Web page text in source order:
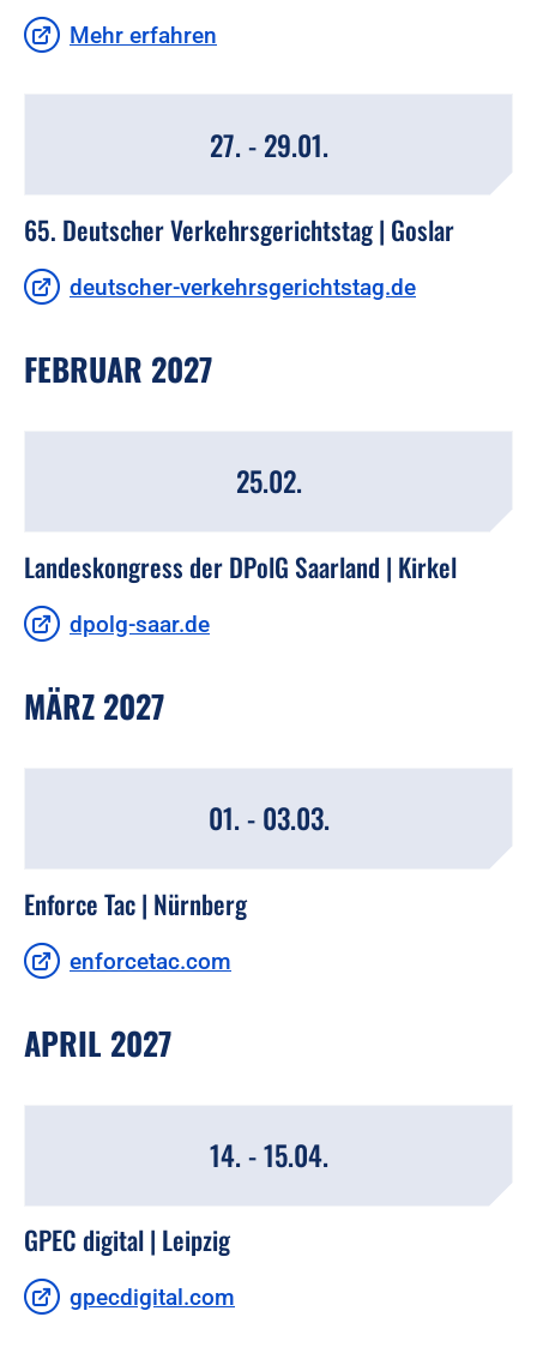
Mehr erfahren
27. - 29.01.
65. Deutscher Verkehrsgerichtstag | Goslar
deutscher-verkehrsgerichtstag.de
FEBRUAR 2027
25.02.
Landeskongress der DPolG Saarland | Kirkel
dpolg-saar.de
MÄRZ 2027
01. - 03.03.
Enforce Tac | Nürnberg
enforcetac.com
APRIL 2027
14. - 15.04.
GPEC digital | Leipzig
gpecdigital.com